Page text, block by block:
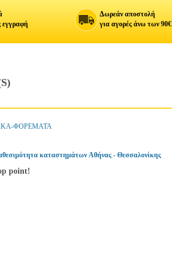
εγγραφή
Δωρεάν αποστολή
για αγορές άνω των 90€
ΦΟΡΕΜΑΤΑ
καταστημάτων Αθήνας - Θεσσαλονίκης
point!